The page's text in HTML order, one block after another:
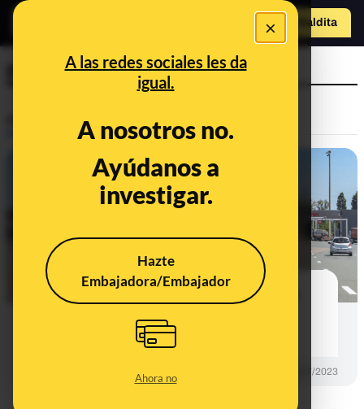
×
A las redes sociales les da
igual.
A nosotros no.
Ayúdanos a
investigar.
Hazte
Embajadora/Embajador
Ahora no
Hazte Maldita
peajes
Peajes en las autovías españolas a
15/07/2023